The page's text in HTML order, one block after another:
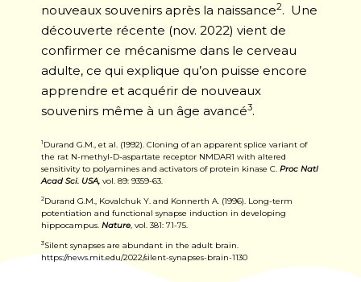
nouveaux souvenirs après la naissance2. Une
découverte récente (nov. 2022) vient de
confirmer ce mécanisme dans le cerveau
adulte, ce qui explique qu’on puisse encore
apprendre et acquérir de nouveaux
souvenirs même à un âge avancé3.
1 Durand G.M., et al. (1992). Cloning of an apparent splice variant of
the rat N-methyl-D-aspartate receptor NMDAR1 with altered
sensitivity to polyamines and activators of protein kinase C.Proc Natl
Acad Sci. USA, vol. 89: 9359-63.
2Durand G.M., Kovalchuk Y. and Konnerth A. (1996). Long-term
potentiation and functional synapse induction in developing
hippocampus.Nature, vol. 381: 71-75.
3Silent synapses are abundant in the adult brain.
https://news.mit.edu/2022/silent-synapses-brain-1130